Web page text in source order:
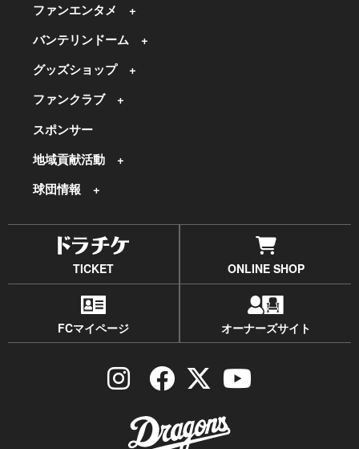
ファンエンタメ
バンテリンドーム
グッズショップ
ファンクラブ
スポンサー
地域貢献活動
球団情報
TICKET ONLINE SHOP
FCマイページ オーナーズサイト